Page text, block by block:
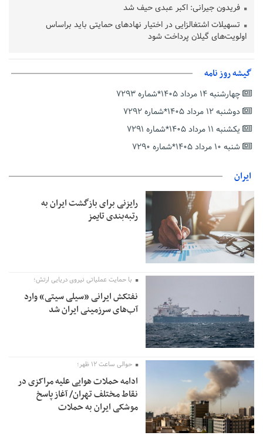
فریدون جیرانی: اکبر عبدی حیف شد
تسهیلات اشتغالزایی در اختیار نهادهای حمایتی باید براساس
اولویت‌های گیلان پرداخت شود
دفتر رهبر انقلاب: مطالب خارج از مراجع رسمی فاقد سندیت است
بقائی: فضای مذاکرات فنی و سیاسی ایران و عمان درباره تنگه هرمز،
مثبت است
رئیس سازمان جهاد کشاورزی استان: کشاورزان گیلان نسبت به
دریافت یارانه کود اقدام کنند
گیشه روز نامه
چهارشنبه ۱۴ مرداد ۱۴۰۵*شماره ۷۲۹۳
دوشنبه ۱۲ مرداد ۱۴۰۵*شماره ۷۲۹۲
یکشنبه ۱۱ مرداد ۱۴۰۵*شماره ۷۲۹۱
شنبه ۱۰ مرداد ۱۴۰۵*شماره ۷۲۹۰
ایران
رایزنی برای بازگشت ایران به
رتبه‌بندی تایمز
با حمایت عملیاتی نیروی دریایی ارتش؛
نفتکش ایرانی «سیلی سیتی» وارد
آب‌های سرزمینی ایران شد
حوالی ساعت ۱۲ ظهر؛
ادامه حملات هوایی علیه مراکزی در
نقاط مختلف تهران/ آغاز پاسخ
موشکی ایران به حملات